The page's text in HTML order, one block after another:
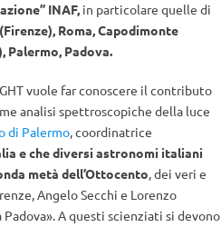
INAF,in particolare quelle di
Roma, Capodimonte
Palermo, Padova.
vuole far conoscere il contributo
analisi spettroscopiche della luce
di Palermo, coordinatrice
e che diversi astronomi italiani
metà dell’Ottocento, dei veri e
Angelo Secchi e Lorenzo
A questi scienziati si devono